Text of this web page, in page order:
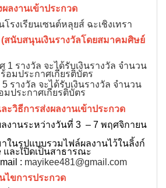
ลงานเข้าประกวด
โรงเรียนเซนต์หลุยส์ ฉะเชิงเทรา
(สนับสนุนเงินรางวัลโดยสมาคมศิษย์
1 รางวัล จะได้รับเงินรางวัล จำนวน
อมประกาศเกียรติบัตร
รางวัล จะได้รับเงินรางวัล จำนวน
ประกาศเกียรติบัตร
ะวิธีการส่งผลงานเข้าประกวด
งานระหว่างวันที่ 3 – 7 พฤศจิกายน
ในรูปแบบรวมไฟล์ผลงานไว้ในลิ้งก์
และเปิดเป็นสาธารณะ
: mayikee481@gmail.com
ไขการประกวด